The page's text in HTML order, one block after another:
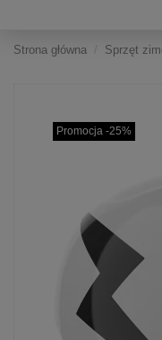
Strona główna Sprzęt
Promocja -25%